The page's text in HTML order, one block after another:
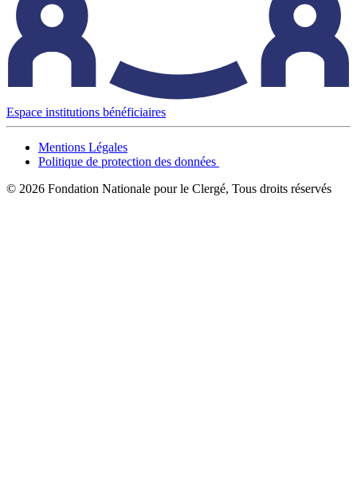
Espace institutions bénéficiaires
Mentions Légales
Politique de protection des données
© 2026 Fondation Nationale pour le Clergé, Tous droits réservés